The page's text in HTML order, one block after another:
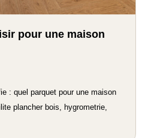
pour une maison
: quel parquet pour une maison
plancher bois, hygrometrie,